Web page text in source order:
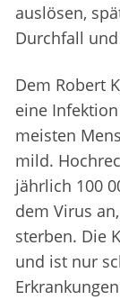
auslösen,
Durchfall
Dem Robert
eine
meisten
mild.
jährlich 100
dem Virus
sterben. Die
und ist nur